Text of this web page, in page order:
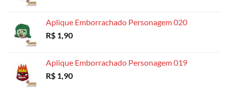
Aplique Emborrachado Personagem 020
R$ 1,90
Aplique Emborrachado Personagem 019
R$ 1,90